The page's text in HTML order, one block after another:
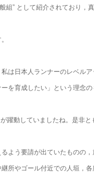
組” として紹介されており，
は日本人ランナーのレベル
を育成したい」という理念
躍動していましたね。是非
よう要請が出ていたものの
所やゴール付近での人垣，